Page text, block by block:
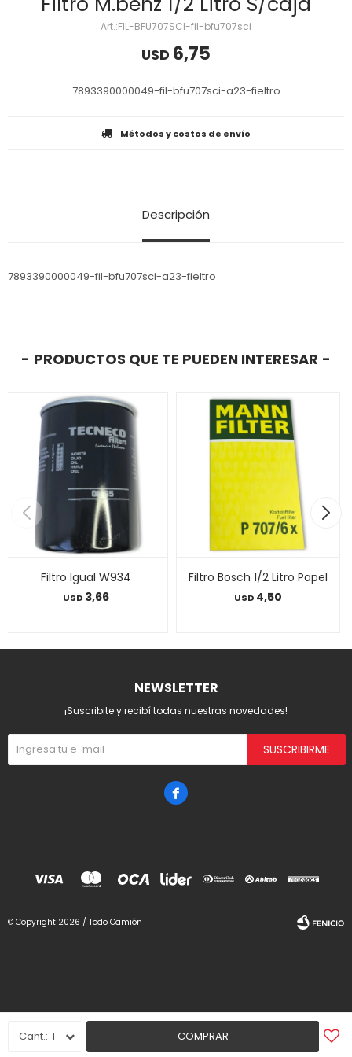
FIL-BFU707SCI-fil-bfu707sci
USD 6,75
7893390000049-fil-bfu707sci-a23-fieltro
1 COMPRAR
Métodos y costos de envío
Descripción
7893390000049-fil-bfu707sci-a23-fieltro
PRODUCTOS QUE TE PUEDEN INTERESAR
Filtro Igual W934
USD 3,66
Filtro Bosch 1/2 Litro Papel
USD 4,50
NEWSLETTER
¡Suscribite y recibí todas nuestras novedades!
SUSCRIBIRME

© Copyright 2026 / Todo Camión
Fenicio